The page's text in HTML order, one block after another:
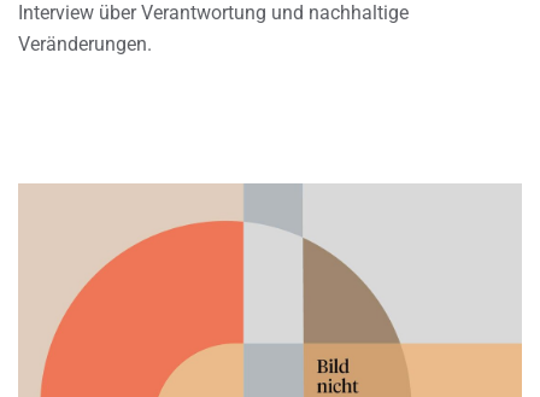
Interview über Verantwortung und nachhaltige
Veränderungen.